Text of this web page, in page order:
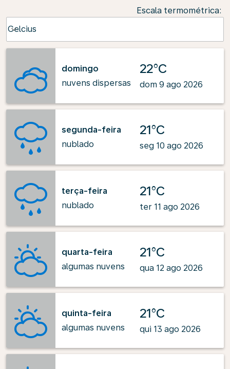
Escala termométrica:
Celcius
keyboard_arrow_down
domingo
nuvens dispersas
22°C
dom 9 ago 2026
segunda-feira
nublado
21°C
seg 10 ago 2026
terça-feira
nublado
21°C
ter 11 ago 2026
quarta-feira
algumas nuvens
21°C
qua 12 ago 2026
quinta-feira
algumas nuvens
21°C
qui 13 ago 2026